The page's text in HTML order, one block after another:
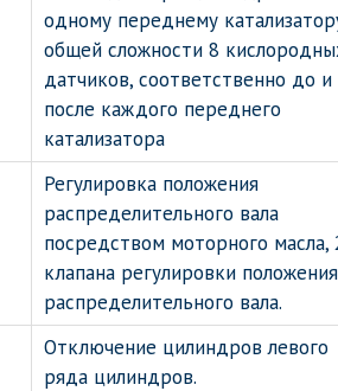
одному переднему
общей сложности 8
датчиков, соответственно до и
после каждого переднего
катализатора
Регулировка положения
распределительного вала
посредством моторного масла,
клапана регулировки положения
распределительного вала.
Отключение цилиндров левого
ряда цилиндров.